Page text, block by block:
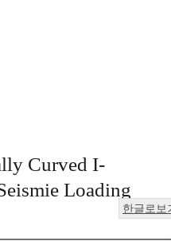
Curved I-
Loading
한글로보